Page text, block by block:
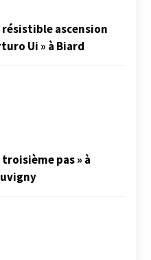
résistible ascension
Ui » à Biard
troisième pas » à